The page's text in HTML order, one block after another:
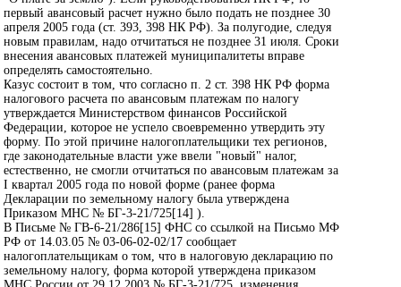
первый авансовый расчет нужно было подать не позднее 30
апреля 2005 года (ст. 393, 398 НК РФ). За полугодие, следуя
новым правилам, надо отчитаться не позднее 31 июля. Сроки
внесения авансовых платежей муниципалитеты вправе
определять самостоятельно.
Казус состоит в том, что согласно п. 2 ст. 398 НК РФ форма
налогового расчета по авансовым платежам по налогу
утверждается Министерством финансов Российской
Федерации, которое не успело своевременно утвердить эту
форму. По этой причине налогоплательщики тех регионов,
где законодательные власти уже ввели "новый" налог,
естественно, не смогли отчитаться по авансовым платежам за
I квартал 2005 года по новой форме (ранее форма
Декларации по земельному налогу была утверждена
Приказом МНС № БГ-3-21/725[14] ).
В Письме № ГВ-6-21/286[15] ФНС со ссылкой на Письмо МФ
РФ от 14.03.05 № 03-06-02-02/17 сообщает
налогоплательщикам о том, что в налоговую декларацию по
земельному налогу, форма которой утверждена приказом